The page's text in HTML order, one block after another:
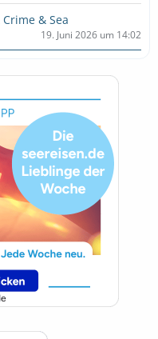
& Sea
19. Juni 2026 um 14:02